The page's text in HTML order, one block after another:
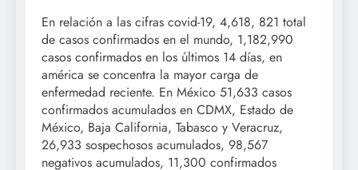
En relación a las cifras covid-19, 4,618, 821 total
de casos confirmados en el mundo, 1,182,990
casos confirmados en los últimos 14 días, en
américa se concentra la mayor carga de
enfermedad reciente. En México 51,633 casos
confirmados acumulados en CDMX, Estado de
México, Baja California, Tabasco y Veracruz,
26,933 sospechosos acumulados, 98,567
negativos acumulados, 11,300 confirmados